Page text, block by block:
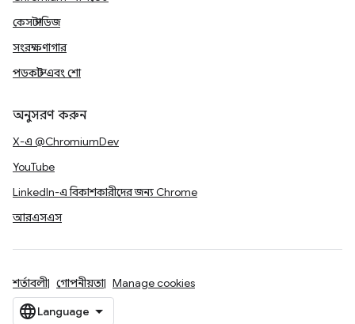
কেস স্টাডিজ
সংরক্ষণাগার
পডকাস্ট এবং শো
অনুসরণ করুন
X-এ @ChromiumDev
YouTube
LinkedIn-এ বিকাশকারীদের জন্য Chrome
আরএসএস
শর্তাবলী গোপনীয়তা Manage cookies